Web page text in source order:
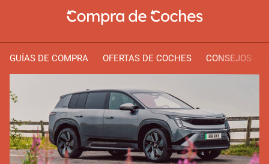
GUÍAS DE COMPRA OFERTAS DE COCHES CONSEJOS